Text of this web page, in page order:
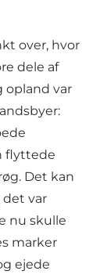
over, hvor
dele af
opland var
flyttede
Det kan
det var
nu skulle
marker
ejede